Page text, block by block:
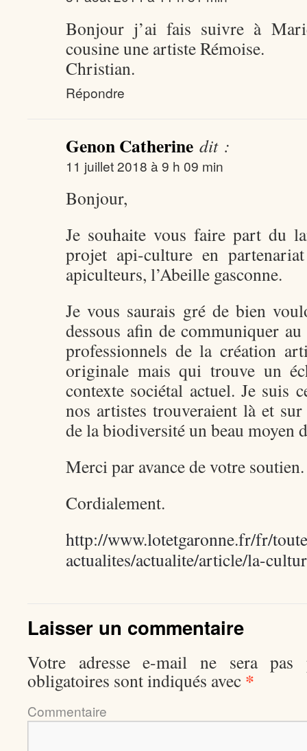
Bonjour j’ai fais suivre à
cousine une artiste Rémoise.
Christian.
Répondre
Genon Catherine dit :
11 juillet 2018 à 9 h 09 min
Bonjour,
Je souhaite vous faire part du
projet api-culture en
apiculteurs, l’Abeille gasconne.
Je vous saurais gré de bien
dessous afin de communiquer
professionnels de la création
originale mais qui trouve un
contexte sociétal actuel. Je suis
nos artistes trouveraient là et
de la biodiversité un beau moyen
Merci par avance de votre soutien.
Cordialement.
http://www.lotetgaronne.fr/fr/
actualites/actualite/article/la-
Laisser un commentaire
Votre adresse e-mail ne sera pas
obligatoires sont indiqués avec *